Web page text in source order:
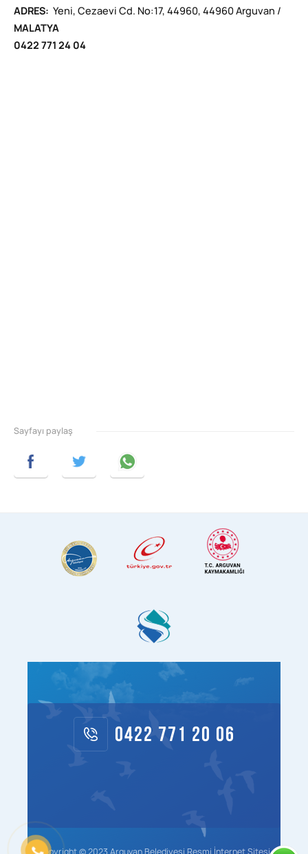
ADRES: Yeni, Cezaevi Cd. No:17, 44960, 44960 Arguvan /
MALATYA
0422 771 24 04
Sayfayı paylaş
0422 771 20 06
Copyright © 2023 Arguvan Belediyesi Resmi İnternet Sitesi